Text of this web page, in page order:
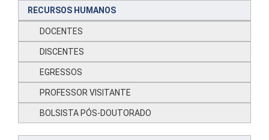
RECURSOS HUMANOS
DOCENTES
DISCENTES
EGRESSOS
PROFESSOR VISITANTE
BOLSISTA PÓS-DOUTORADO